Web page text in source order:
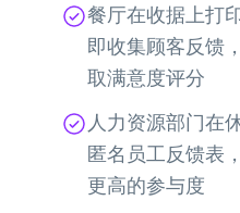
餐厅在收据上打
即收集顾客反馈
取满意度评分
人力资源部门在
匿名员工反馈表
更高的参与度